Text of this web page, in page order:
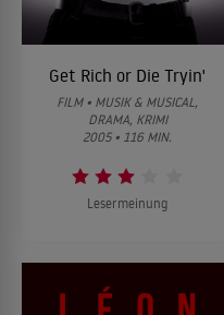
Get Rich or Die Tryin'
FILM • MUSIK & MUSICAL,
DRAMA, KRIMI
2005 • 116 MIN.
Lesermeinung